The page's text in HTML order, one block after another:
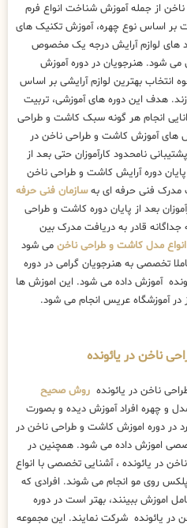
از جمله آموزش شناخت انواع فرم
بر اساس نوع چهره، آموزش تکنیک های
های لوازم آرایش درجه یک مخصوص
شود. هنرجویان در دوره آموزش
انتخاب بهترین لوازم آرایشی بر اساس
هدف این دوره های آموزشی، تربیت
انجام هر گونه سبک کاشت و طراحی
های آموزش کاشت و طراحی ناخن در
نامحدود کارآموزان حتی بعد از
پایان دوره آرایش کاشت و طراحی ناخن
مدرک فنی حرفه ای بهسازمان فنی حرفه
بعد از پایان دوره کاشت و طراحی
جداگانه قادر به دریافت مدرک بین
انواع مدل کاشت و طراحی ناخن می شود
تخصصی به هنرجویان گرامی در دوره
آموزش داده می شود. این اموزش ها
در آموزشگاه عریس انجام می شود.
ناخن در یائونده
ناخن در یائونده روش صحیح
مدل و چهره افراد آموزش دیده و بصورت
در دوره اموزش کاشت و طراحی ناخن در
اموزش داده می شود. همچنین در
در یائونده ، آشنایی تخصصی با انواع
روی مو انجام می شوند. افرادی که
اموزش ببینند، بهتر است در دوره
یائونده شرکت نمایند. این مجموعه